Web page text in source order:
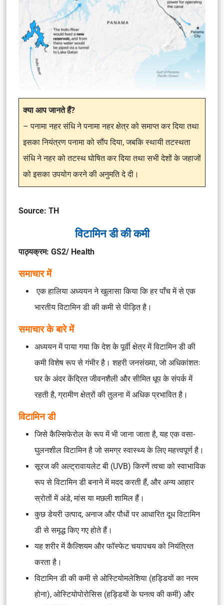
क्या आप जानते हैं?
– पनामा नहर संधि ने पनामा नहर क्षेत्र को समाप्त कर दिया तथा
इसका नियंत्रण पनामा को सौंप दिया, जबकि स्थायी तटस्थता
संधि ने नहर को तटस्थ घोषित कर दिया तथा सभी देशों के जहाजों
को इसका उपयोग करने की अनुमति दे दी।
Source: TH
विटामिन डी की कमी
पाठ्यक्रम: GS2/ Health
समाचार में
एक हालिया अध्ययन ने खुलासा किया कि हर पाँच में से एक
भारतीय विटामिन डी की कमी से पीड़ित है।
समाचार के बारे में
अध्ययन में पाया गया कि देश के पूर्वी क्षेत्र में विटामिन डी की
कमी विशेष रूप से गंभीर है। शहरी जनसंख्या, जो अधिकांशतः
घर के अंदर केंद्रित जीवनशैली और सीमित धूप के संपर्क में
रहती है, ग्रामीण क्षेत्रों की तुलना में अधिक प्रभावित है।
विटामिन डी
जिसे कैल्सिफेरोल के रूप में भी जाना जाता है, यह एक वसा-
घुलनशील विटामिन है जो समग्र स्वास्थ्य के लिए महत्त्वपूर्ण है।
सूरज की अल्ट्रावायलेट बी (UVB) किरणें त्वचा को स्वाभाविक
रूप से विटामिन डी बनाने में मदद करती हैं, और अन्य आहार
स्रोतों में अंडे, मांस या मछली शामिल हैं।
कुछ डेयरी उत्पाद, अनाज और पौधों पर आधारित दूध विटामिन
डी से समृद्ध किए गए होते हैं।
यह शरीर में कैल्शियम और फॉस्फेट चयापचय को नियंत्रित
करता है।
विटामिन डी की कमी से ओस्टियोमलेशिया (हड्डियों का नरम
होना), ओस्टियोपोरोसिस (हड्डियों के घनत्व की कमी) और